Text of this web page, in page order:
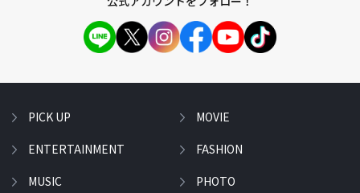
PICK UP
ENTERTAINMENT
MUSIC
MOVIE
FASHION
PHOTO